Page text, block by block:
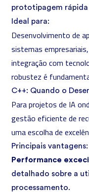
prototipagem
Ideal para:
Desenvolvimento de
sistemas
integração com
robustez é
C++: Quando o
Para projetos de IA
gestão eficiente de
uma escolha de
Principais vantagens:
Performance
detalhado sobre a
processamento.